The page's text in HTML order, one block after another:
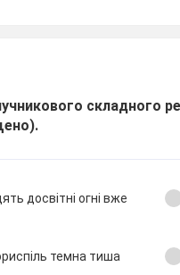
складного
досвітні огні вже
темна тиша